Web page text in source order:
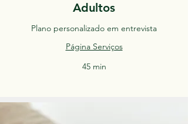
Adultos
Plano personalizado em entrevista
Página Serviços
45 min